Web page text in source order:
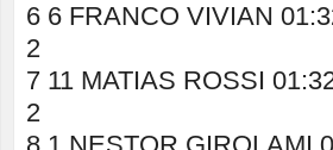
6 6 FRANCO VIVIAN
2
7 11 MATIAS ROSSI
2